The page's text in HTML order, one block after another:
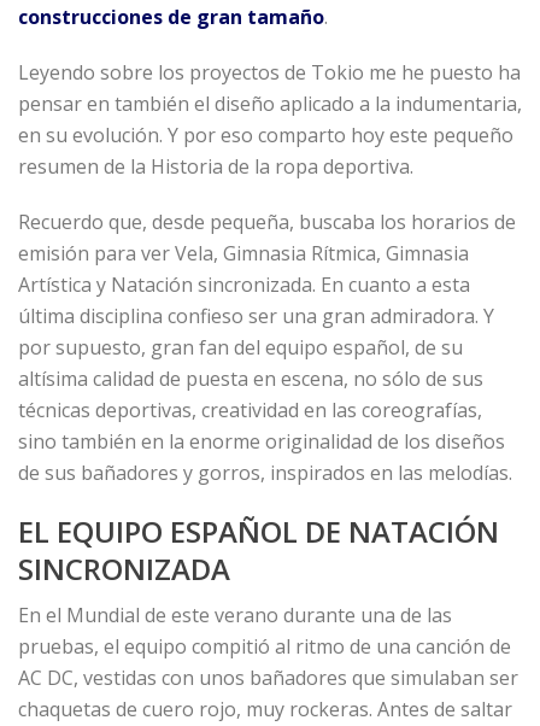
construcciones de gran tamaño.
Leyendo sobre los proyectos de Tokio me he puesto ha
pensar en también el diseño aplicado a la indumentaria,
en su evolución. Y por eso comparto hoy este pequeño
resumen de la Historia de la ropa deportiva.
Recuerdo que, desde pequeña, buscaba los horarios de
emisión para ver Vela, Gimnasia Rítmica, Gimnasia
Artística y Natación sincronizada. En cuanto a esta
última disciplina confieso ser una gran admiradora. Y
por supuesto, gran fan del equipo español, de su
altísima calidad de puesta en escena, no sólo de sus
técnicas deportivas, creatividad en las coreografías,
sino también en la enorme originalidad de los diseños
de sus bañadores y gorros, inspirados en las melodías.
EL EQUIPO ESPAÑOL DE NATACIÓN
SINCRONIZADA
En el Mundial de este verano durante una de las
pruebas, el equipo compitió al ritmo de una canción de
AC DC, vestidas con unos bañadores que simulaban ser
chaquetas de cuero rojo, muy rockeras. Antes de saltar